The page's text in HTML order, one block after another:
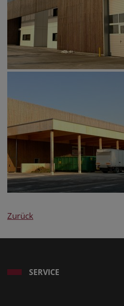
Zurück
SERVICE